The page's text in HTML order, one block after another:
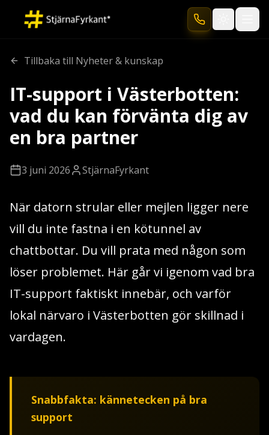
Tillbaka till Nyheter & kunskap
IT-support i Västerbotten:
vad du kan förvänta dig av
en bra partner
3 juni 2026 StjärnaFyrkant
När datorn strular eller mejlen ligger nere
vill du inte fastna i en kötunnel av
chattbottar. Du vill prata med någon som
löser problemet. Här går vi igenom vad bra
IT-support faktiskt innebär, och varför
lokal närvaro i Västerbotten gör skillnad i
vardagen.
Snabbfakta: kännetecken på bra
support